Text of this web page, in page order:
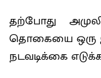
தற்போது
தொகையை ஒரு
நடவடிக்கை